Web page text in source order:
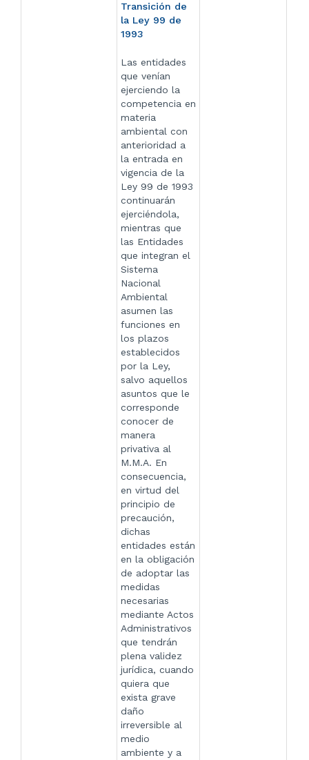
Transición de
la Ley 99 de
1993
Las entidades
que venían
ejerciendo la
competencia en
materia
ambiental con
anterioridad a
la entrada en
vigencia de la
Ley 99 de 1993
continuarán
ejerciéndola,
mientras que
las Entidades
que integran el
Sistema
Nacional
Ambiental
asumen las
funciones en
los plazos
establecidos
por la Ley,
salvo aquellos
asuntos que le
corresponde
conocer de
manera
privativa al
M.M.A. En
consecuencia,
en virtud del
principio de
precaución,
dichas
entidades están
en la obligación
de adoptar las
medidas
necesarias
mediante Actos
Administrativos
que tendrán
plena validez
jurídica, cuando
quiera que
exista grave
daño
irreversible al
medio
ambiente y a